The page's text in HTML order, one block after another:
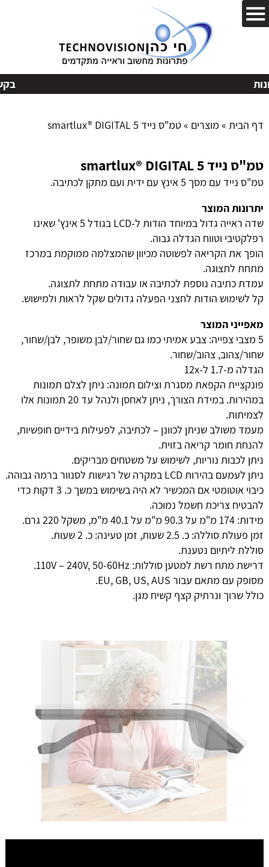
דף הבית» מוצרים »טמ"ס נייד smartlux® DIGITAL 5
טמ"ס נייד smartlux® DIGITAL 5
טמ"ס נייד עם מסך 5 אינץ עם ידית ועם מתקן לכתיבה.
יתרונות המוצר
שדה ראייה גדול במיוחד הודות ל-LCD בגודל 5 אינץ' שאינו
רפלקטיבי וטווח הגדלה גבוה.
הופך את הקריאה לפשוטה מכיוון שהמצלמה ממוקמת במרכז
מתחת לתצוגה.
עמדת כתיבה נוספת לכתיבה או עבודה מתחת לתצוגה.
קל לשימוש הודות לחצני הפעלה גדולים שקל לראות ולמישוש.
מאפייני המוצר
5 מצבי צפייה: צבע אמיתי כמו גם שחור/לבן משופר, לבן/שחור,
שחור/צהוב, צהוב/שחור.
הגדלה מ-1.7 ל-12x
פונקציית הקפאת מסגרת וצילום תמונה: ניתן לצלם תמונות
במהירות. במידת הצורך, ניתן לאחסן ולנהל עד 20 תמונות אלו
לצמיתות.
מעמד משולב שניתן לכוונן – לכתיבה, לפעילות בידיים חופשיות,
להנחת חומר קריאה בזוית.
ניתן לכבות נוריות, לשימוש על משטחים מבריקים.
ניתן לעמעם בהירות LCD במקרה של רגישות לסנוור ברמה גבוהה.
כיבוי אוטומטי אם המכשיר לא היה בשימוש במשך כ. 3 דקות כדי
להבטיח צריכת חשמל נמוכה.
מידות: 174 מ"מ על 90.3 מ"מ על 40.1 מ"מ, משקל 220 גרם.
זמן פעולת סוללה: כ. 2.5 שעות, זמן טעינה: כ. 2 שעות.
סוללת ליתיום נטענת.
דרישת מתח רשת למטען סוללות: 110V – 240V, 50-60Hz.
מסופק עם מתאם עבור EU, GB, US, AUS.
כולל שרוך ונרתיק קצף קשיח מגן.